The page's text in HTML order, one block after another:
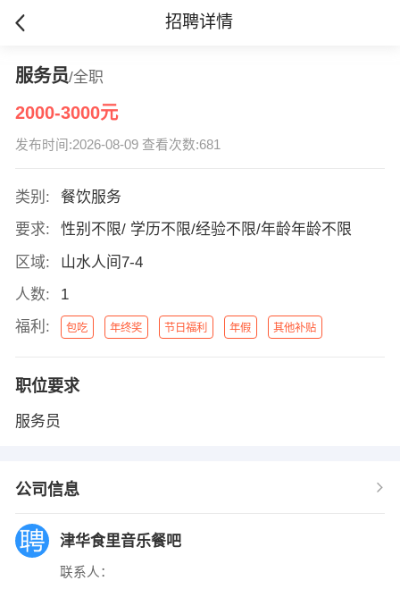
招聘详情
服务员/全职
2000-3000元
发布时间:2026-08-09 查看次数:681
类别:
餐饮服务
要求:
性别不限/ 学历不限/经验不限/年龄年龄不限
区域:
山水人间7-4
人数:
1
福利:
包吃 年终奖 节日福利 年假 其他补贴
职位要求
服务员
公司信息
津华食里音乐餐吧
联系人：